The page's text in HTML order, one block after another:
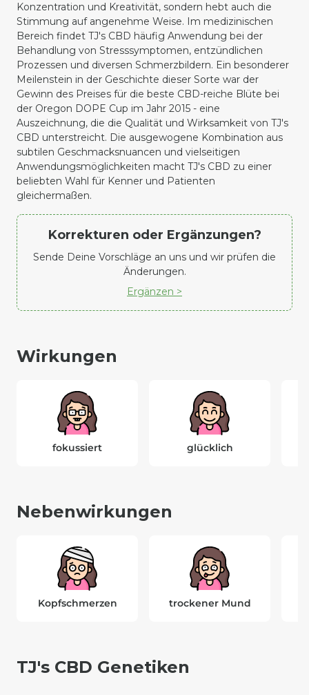
Konzentration und Kreativität, sondern hebt auch die
Stimmung auf angenehme Weise. Im medizinischen
Bereich findet TJ's CBD häufig Anwendung bei der
Behandlung von Stresssymptomen, entzündlichen
Prozessen und diversen Schmerzbildern. Ein besonderer
Meilenstein in der Geschichte dieser Sorte war der
Gewinn des Preises für die beste CBD-reiche Blüte bei
der Oregon DOPE Cup im Jahr 2015 - eine
Auszeichnung, die die Qualität und Wirksamkeit von TJ's
CBD unterstreicht. Die ausgewogene Kombination aus
subtilen Geschmacksnuancen und vielseitigen
Anwendungsmöglichkeiten macht TJ's CBD zu einer
beliebten Wahl für Kenner und Patienten
gleichermaßen.
Korrekturen oder Ergänzungen?
Sende Deine Vorschläge an uns und wir prüfen die
Änderungen.
Ergänzen >
Wirkungen
fokussiert glücklich
Nebenwirkungen
Kopfschmerzen trockener Mund
TJ's CBD Genetiken